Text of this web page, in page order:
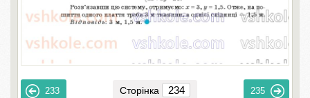
233 Сторінка 235